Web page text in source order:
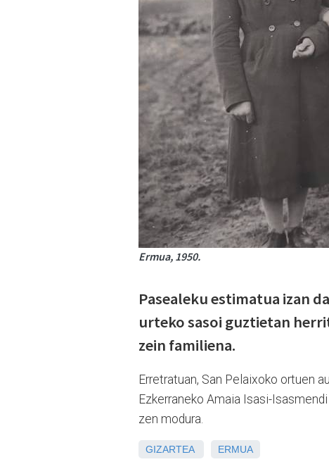
Ermua, 1950.
Pasealeku estimatua izan
urteko sasoi guztietan
zein familiena.
Erretratuan, San Pelaixoko ortuen
Ezkerraneko Amaia Isasi-
zen modura.
GIZARTEA ERMUA